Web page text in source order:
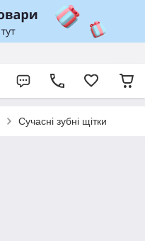
Сучасні зубні щітки